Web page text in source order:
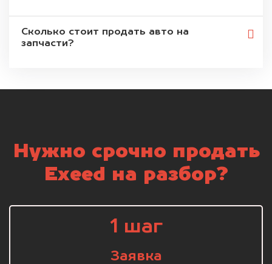
Сколько стоит продать авто на
запчасти?
Нужно срочно продать
Exeed на разбор?
1 шаг
Заявка